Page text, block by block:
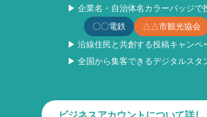
▶ 企業名・自治体名カラーバッジで
〇〇電鉄
△△市観光協会
▶ 沿線住民と共創する投稿キャンペ
▶ 全国から集客できるデジタルスタ
ビジネスアカウントについて詳し